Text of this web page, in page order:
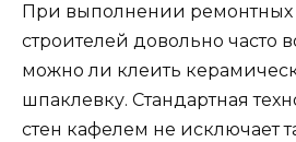
При выполнении ремонтных
строителей довольно часто
можно ли клеить
шпаклевку. Стандартная
стен кафелем не исключает